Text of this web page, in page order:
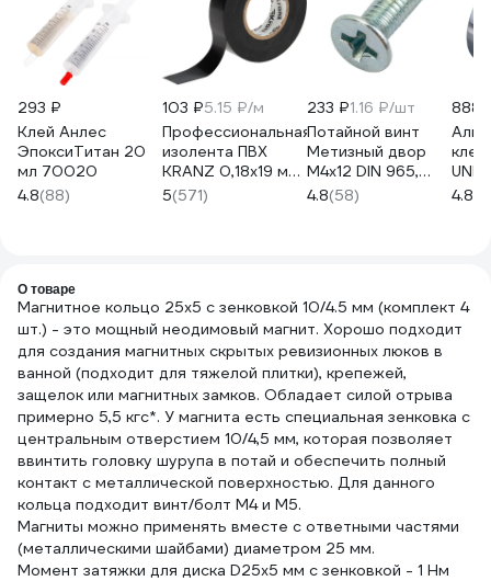
293 ₽
Клей Анлес
ЭпоксиТитан 20
мл 70020
4.8(88)
103 ₽5.15 ₽/м
Профессиональная
изолента ПВХ
KRANZ 0,18х19 мм,
20 м, черная KR-
09-2806
5(571)
233 ₽1.16 ₽/шт
Потайной винт
Метизный двор
M4x12 DIN 965,
200 шт.
4607159066572
4.8(58)
888
50 м
4.8
О товаре
Магнитное кольцо 25x5 с зенковкой 10/4.5 мм (комплект 4
шт.) - это мощный неодимовый магнит. Хорошо подходит
для создания магнитных скрытых ревизионных люков в
ванной (подходит для тяжелой плитки), крепежей,
защелок или магнитных замков. Обладает силой отрыва
примерно 5,5 кгс*. У магнита есть специальная зенковка с
центральным отверстием 10/4,5 мм, которая позволяет
ввинтить головку шурупа в потай и обеспечить полный
контакт с металлической поверхностью. Для данного
кольца подходит винт/болт М4 и М5.
Магниты можно применять вместе с ответными частями
(металлическими шайбами) диаметром 25 мм.
Момент затяжки для диска D25х5 мм с зенковкой - 1 Нм